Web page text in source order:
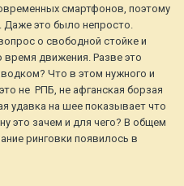
смартфонов, поэтому
это было непросто.
о свободной стойке и
движения. Разве это
Что в этом нужного и
не РПБ, не афганская борзая
удавка на шее показывает что
это зачем и для чего? В общем
ринговки появилось в